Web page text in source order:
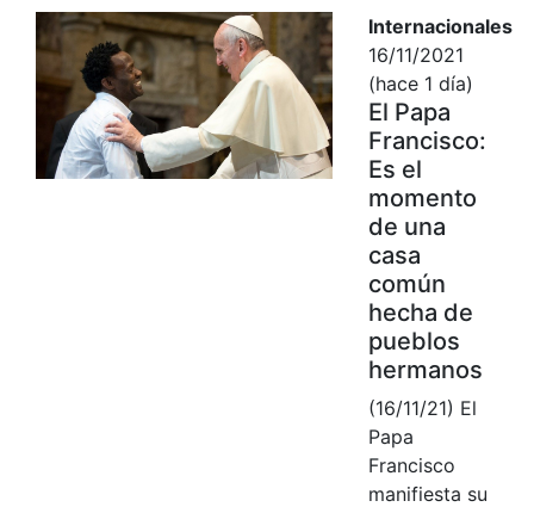
Internacionales
16/11/2021
(hace 1 día)
El Papa
Francisco:
Es el
momento
de una
casa
común
hecha de
pueblos
hermanos
(16/11/21) El
Papa
Francisco
manifiesta su